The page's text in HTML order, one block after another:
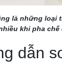
là những loại
khi pha chế
dẫn